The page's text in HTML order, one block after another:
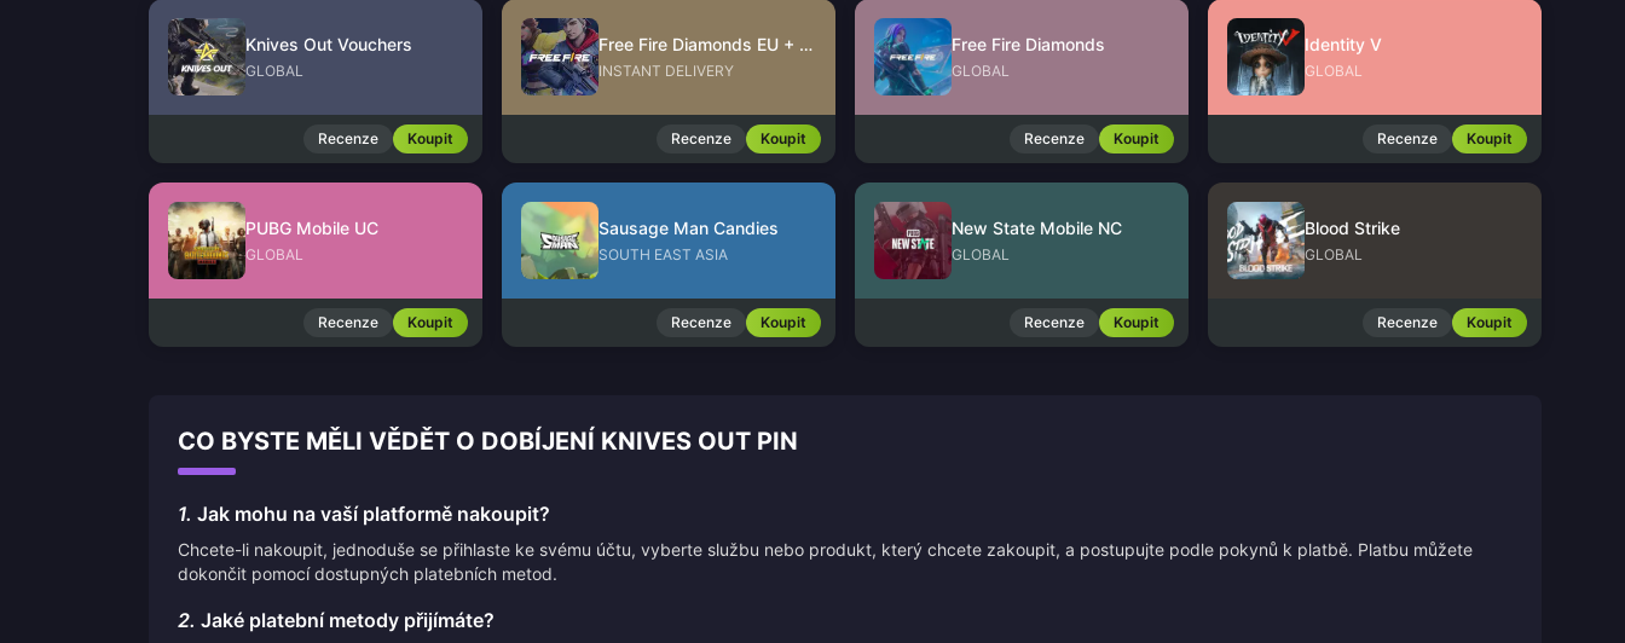
Knives Out Vouchers
GLOBAL
Recenze Koupit
Free Fire Diamonds EU + TR
INSTANT DELIVERY
Recenze Koupit
Free Fire Diamonds
GLOBAL
Recenze Koupit
Identity V
GLOBAL
Recenze Koupit
PUBG Mobile UC
GLOBAL
Recenze Koupit
Sausage Man Candies
SOUTH EAST ASIA
Recenze Koupit
New State Mobile NC
GLOBAL
Recenze Koupit
Blood Strike
GLOBAL
Recenze Koupit
CO BYSTE MĚLI VĚDĚT O DOBÍJENÍ KNIVES OUT PIN
1. Jak mohu na vaší platformě nakoupit?
Chcete-li nakoupit, jednoduše se přihlaste ke svému účtu, vyberte službu nebo produkt, který chcete zakoupit, a postupujte podle pokynů k platbě. Platbu můžete
dokončit pomocí dostupných platebních metod.
2. Jaké platební metody přijímáte?